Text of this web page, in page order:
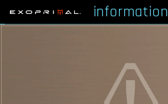
information